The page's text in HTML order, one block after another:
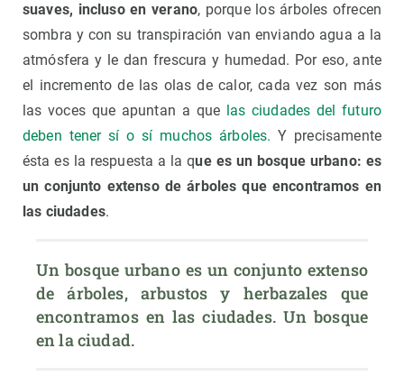
suaves, incluso en verano, porque los árboles ofrecen
sombra y con su transpiración van enviando agua a la
atmósfera y le dan frescura y humedad. Por eso, ante
el incremento de las olas de calor, cada vez son más
las voces que apuntan a que
las ciudades del futuro
deben tener sí o sí muchos árboles. Y precisamente
ésta es la respuesta a la que es un bosque urbano: es
un conjunto extenso de árboles que encontramos en
las ciudades.
Un bosque urbano es un conjunto extenso
de árboles, arbustos y herbazales que
encontramos en las ciudades. Un bosque
en la ciudad.